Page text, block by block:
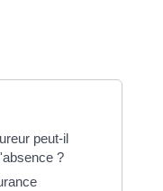
peut-il
?